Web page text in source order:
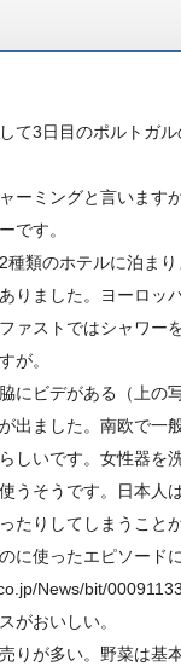
て3日目のポルトガ
ーミングと言います
です。
種類のホテルに泊ま
りました。ヨーロッ
ァストではシャワー
が。
にビデがある（上の
出ました。南欧で一
しいです。女性器を
うそうです。日本人
たりしてしまうこと
に使ったエピソード
News/bit/
がおいしい。
りが多い。野菜は基